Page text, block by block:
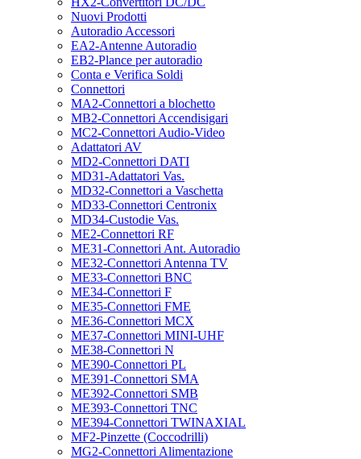
Nuovi Prodotti
Autoradio Accessori
EA2-Antenne Autoradio
EB2-Plance per autoradio
Conta e Verifica Soldi
Connettori
MA2-Connettori a blochetto
MB2-Connettori Accendisigari
MC2-Connettori Audio-Video
Adattatori AV
MD2-Connettori DATI
MD31-Adattatori Vas.
MD32-Connettori a Vaschetta
MD33-Connettori Centronix
MD34-Custodie Vas.
ME2-Connettori RF
ME31-Connettori Ant. Autoradio
ME32-Connettori Antenna TV
ME33-Connettori BNC
ME34-Connettori F
ME35-Connettori FME
ME36-Connettori MCX
ME37-Connettori MINI-UHF
ME38-Connettori N
ME390-Connettori PL
ME391-Connettori SMA
ME392-Connettori SMB
ME393-Connettori TNC
ME394-Connettori TWINAXIAL
MF2-Pinzette (Coccodrilli)
MG2-Connettori Alimentazione